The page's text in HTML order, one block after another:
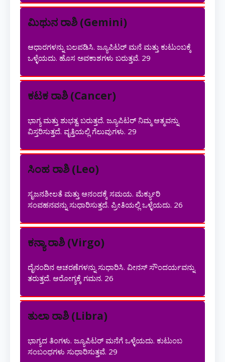
ಮಿಥುನ ರಾಶಿ (Gemini)
ಆಧಾರಗಳನ್ನು ಬಲಪಡಿಸಿ. ಜ್ಯೂಪಿಟರ್ ಮನೆ ಮತ್ತು ಕುಟುಂಬಕ್ಕೆ
ಒಳ್ಳೆಯದು. ಹೊಸ ಅವಕಾಶಗಳು ಬರುತ್ತವೆ. 29
ಕಟಕ ರಾಶಿ (Cancer)
ಭಾಗ್ಯ ಮತ್ತು ಶುಭತ್ವ ಬರುತ್ತದೆ. ಜ್ಯೂಪಿಟರ್ ನಿಮ್ಮ ಆತ್ಮವನ್ನು
ವಿಸ್ತರಿಸುತ್ತದೆ. ವೃತ್ತಿಯಲ್ಲಿ ಗೆಲುವುಗಳು. 29
ಸಿಂಹ ರಾಶಿ (Leo)
ಸೃಜನಶೀಲತೆ ಮತ್ತು ಆನಂದಕ್ಕೆ ಸಮಯ. ಮೆರ್ಕ್ಯುರಿ
ಸಂವಹನವನ್ನು ಸುಧಾರಿಸುತ್ತದೆ. ಪ್ರೀತಿಯಲ್ಲಿ ಒಳ್ಳೆಯದು. 26
ಕನ್ಯಾ ರಾಶಿ (Virgo)
ದೈನಂದಿನ ಆಚರಣೆಗಳನ್ನು ಸುಧಾರಿಸಿ. ವೀನಸ್ ಸೌಂದರ್ಯವನ್ನು
ತರುತ್ತದೆ. ಆರೋಗ್ಯಕ್ಕೆ ಗಮನ. 26
ತುಲಾ ರಾಶಿ (Libra)
ಭಾಗ್ಯದ ತಿಂಗಳು. ಜ್ಯೂಪಿಟರ್ ಮನೆಗೆ ಒಳ್ಳೆಯದು. ಕುಟುಂಬ
ಸಂಬಂಧಗಳು ಸುಧಾರಿಸುತ್ತವೆ. 29